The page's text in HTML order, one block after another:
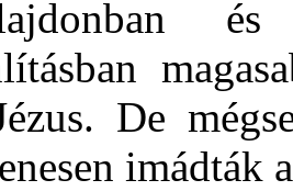
és
De
imádták